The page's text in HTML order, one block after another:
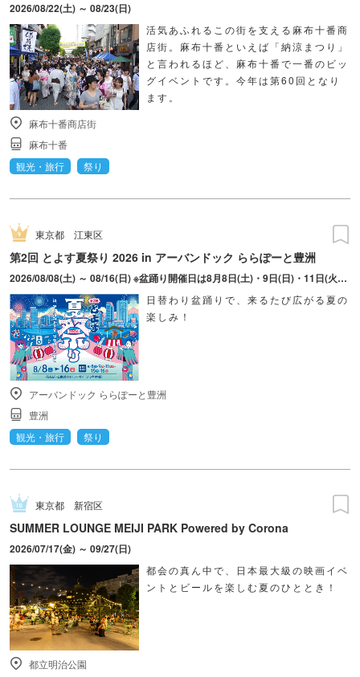
2026/08/22(土) ～ 08/23(日)
活気あふれるこの街を支える麻布十番商
店街。麻布十番といえば「納涼まつり」
と言われるほど、麻布十番で一番のビッ
グイベントです。今年は第60回となり
ます。
麻布十番商店街
麻布十番
観光・旅行
祭り
東京都 江東区
第2回 とよす夏祭り 2026 in アーバンドック ららぽーと豊洲
2026/08/08(土) ～ 08/16(日) ※盆踊り開催日は8月8日(土)・9日(日)・11日(火・祝)・15日(土)・16日(日)のみ。 ※縁日およびキッチンカーについては期間中の全日程営業予定。 ※開催コンテンツは日によって異なります。
日替わり盆踊りで、来るたび広がる夏の
楽しみ！
アーバンドック ららぽーと豊洲
豊洲
観光・旅行
祭り
東京都 新宿区
SUMMER LOUNGE MEIJI PARK Powered by Corona
2026/07/17(金) ～ 09/27(日)
都会の真ん中で、日本最大級の映画イベ
ントとビールを楽しむ夏のひととき！
都立明治公園